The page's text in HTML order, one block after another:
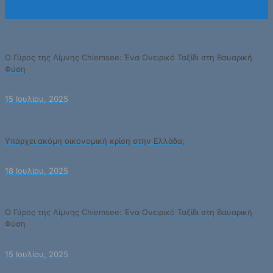
Ο Γύρος της Λίμνης Chiemsee: Ένα Ονειρικό Ταξίδι στη Βαυαρική
Φύση
15 Ιουλίου, 2025
Υπάρχει ακόμη οικονομική κρίση στην Ελλάδα;
18 Ιουλίου, 2025
Ο Γύρος της Λίμνης Chiemsee: Ένα Ονειρικό Ταξίδι στη Βαυαρική
Φύση
15 Ιουλίου, 2025